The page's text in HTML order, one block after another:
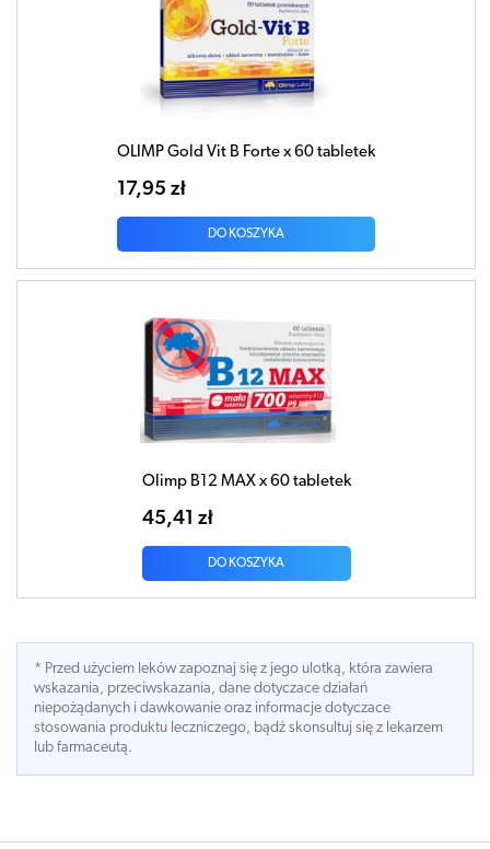
OLIMP Gold Vit B Forte x 60 tabletek
17,95 zł
DO KOSZYKA
Olimp B12 MAX x 60 tabletek
45,41 zł
DO KOSZYKA
* Przed użyciem leków zapoznaj się z jego ulotką, która zawiera
wskazania, przeciwskazania, dane dotyczace działań
niepożądanych i dawkowanie oraz informacje dotyczace
stosowania produktu leczniczego, bądź skonsultuj się z lekarzem
lub farmaceutą.